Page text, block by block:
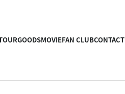
GOODSMOVIEFAN CLUBCONTACT